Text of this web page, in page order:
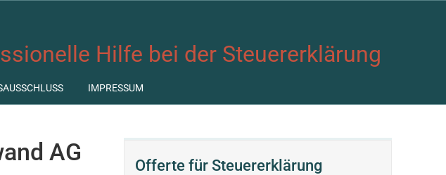
Hilfe bei der Steuererklärung
IMPRESSUM
Offerte für Steuererklärung
AG